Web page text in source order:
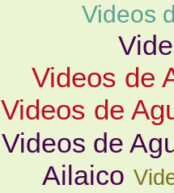
Videos
Videos de
Videos de
Videos de
Ailaico